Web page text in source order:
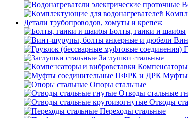
Детали трубопроводов, хомуты и крепеж
Болты, гайки и шайбы
Заглушки стальные
Муфты
Опоры стальные
Отводы стальные
Отводы
Переходы стальные